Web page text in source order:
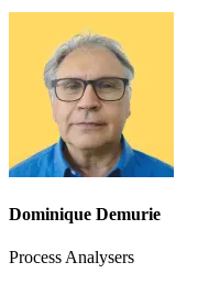
Dominique Demurie
Process Analysers